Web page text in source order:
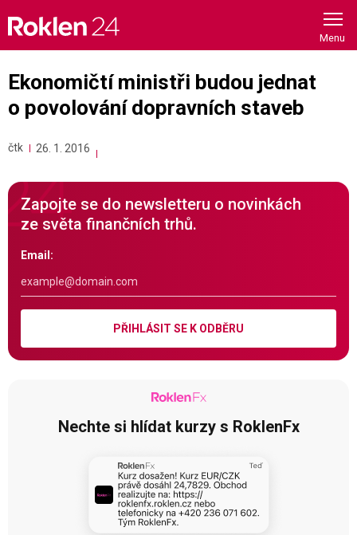
content
Ekonomičtí ministři budou jednat
o povolování dopravních staveb
čtk 26. 1. 2016
Zapojte se do newsletteru o novinkách
ze světa finančních trhů.
Email:
PŘIHLÁSIT SE K ODBĚRU
Nechte si hlídat kurzy s RoklenFx